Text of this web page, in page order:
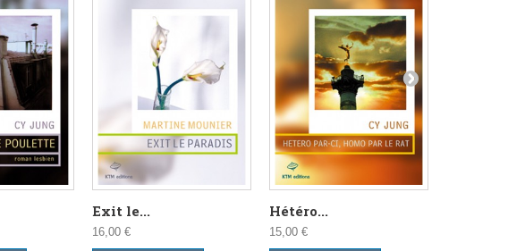
Exit le...
16,00 €
Hétéro...
15,00 €